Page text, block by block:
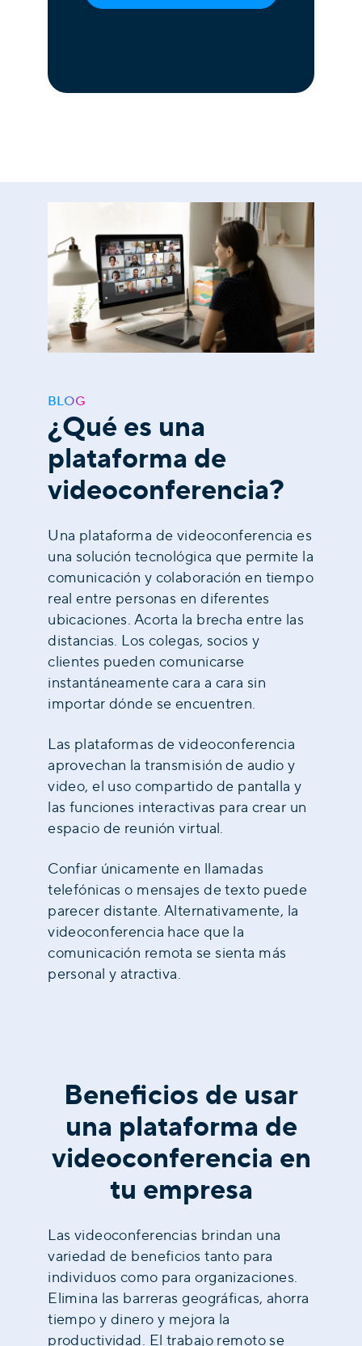
BLOG
¿Qué es una
plataforma de
videoconferencia?
Una plataforma de videoconferencia es
una solución tecnológica que permite la
comunicación y colaboración en tiempo
real entre personas en diferentes
ubicaciones. Acorta la brecha entre las
distancias. Los colegas, socios y
clientes pueden comunicarse
instantáneamente cara a cara sin
importar dónde se encuentren.
Las plataformas de videoconferencia
aprovechan la transmisión de audio y
video, el uso compartido de pantalla y
las funciones interactivas para crear un
espacio de reunión virtual.
Confiar únicamente en llamadas
telefónicas o mensajes de texto puede
parecer distante. Alternativamente, la
videoconferencia hace que la
comunicación remota se sienta más
personal y atractiva.
Beneficios de usar
una plataforma de
videoconferencia en
tu empresa
Las videoconferencias brindan una
variedad de beneficios tanto para
individuos como para organizaciones.
Elimina las barreras geográficas, ahorra
tiempo y dinero y mejora la
productividad. El trabajo remoto se